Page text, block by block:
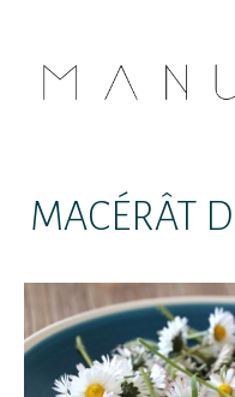
MACÉRÂT